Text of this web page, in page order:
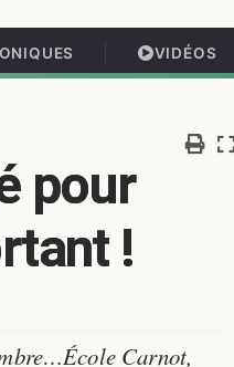
VIDÉOS
pour
!
Carnot,